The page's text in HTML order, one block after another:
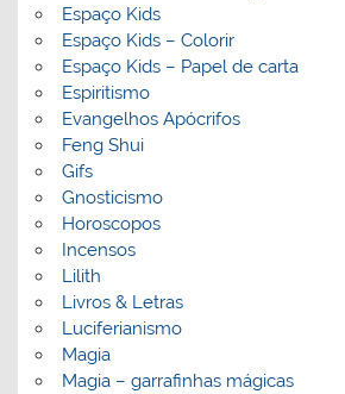
Espaço Kids
Espaço Kids – Colorir
Espaço Kids – Papel de carta
Espiritismo
Evangelhos Apócrifos
Feng Shui
Gifs
Gnosticismo
Horoscopos
Incensos
Lilith
Livros & Letras
Luciferianismo
Magia
Magia – garrafinhas mágicas